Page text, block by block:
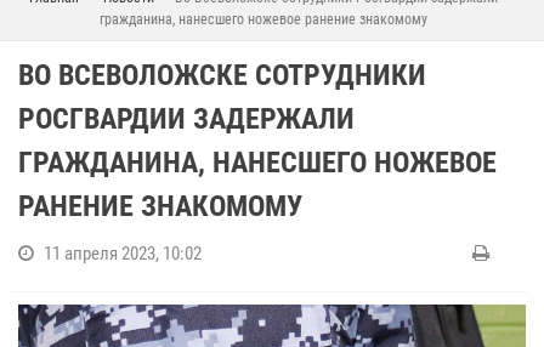
гражданина, нанесшего ножевое ранение знакомому
ВО ВСЕВОЛОЖСКЕ СОТРУДНИКИ
РОСГВАРДИИ ЗАДЕРЖАЛИ
ГРАЖДАНИНА, НАНЕСШЕГО НОЖЕВОЕ
РАНЕНИЕ ЗНАКОМОМУ
11 апреля 2023, 10:02